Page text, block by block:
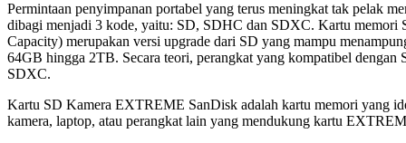
Permintaan penyimpanan portabel yang terus meningkat tak pelak
dibagi menjadi 3 kode, yaitu: SD, SDHC dan SDXC. Kartu memori
Capacity) merupakan versi upgrade dari SD yang mampu
64GB hingga 2TB. Secara teori, perangkat yang kompatibel
SDXC.
Kartu SD Kamera EXTREME SanDisk adalah kartu memori yang
kamera, laptop, atau perangkat lain yang mendukung kartu